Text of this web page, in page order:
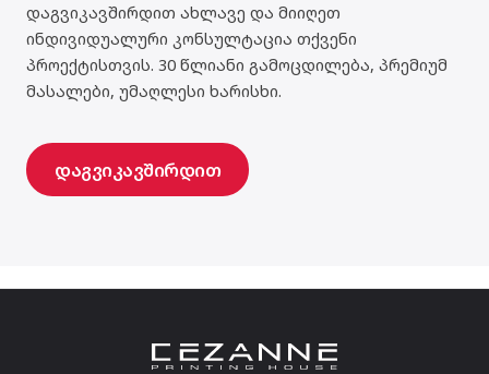
დაგვიკავშირდით ახლავე და მიიღეთ
ინდივიდუალური კონსულტაცია თქვენი
პროექტისთვის. 30 წლიანი გამოცდილება, პრემიუმ
მასალები, უმაღლესი ხარისხი.
დაგვიკავშირდით